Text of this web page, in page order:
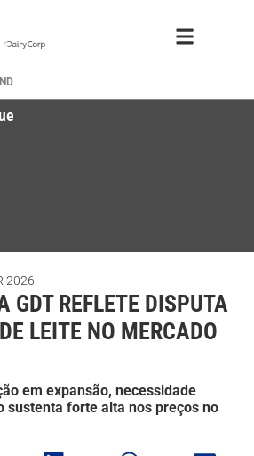
IND
2026
GDT REFLETE DISPUTA
LEITE NO MERCADO
em expansão, necessidade
sustenta forte alta nos preços no